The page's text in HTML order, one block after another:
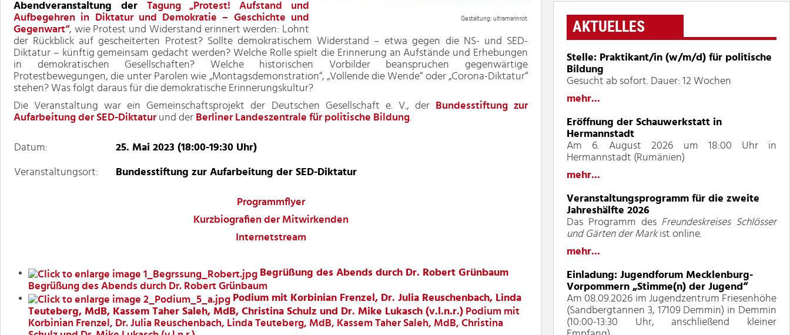
Gestaltung: ultramarinrot
Abendveranstaltung der Tagung „Protest! Aufstand und
Aufbegehren in Diktatur und Demokratie – Geschichte und
Gegenwart“, wie Protest und Widerstand erinnert werden: Lohnt
der Rückblick auf gescheiterten Protest? Sollte demokratischem Widerstand – etwa gegen die NS- und SED-
Diktatur – künftig gemeinsam gedacht werden? Welche Rolle spielt die Erinnerung an Aufstände und Erhebungen
in demokratischen Gesellschaften? Welche historischen Vorbilder beanspruchen gegenwärtige
Protestbewegungen, die unter Parolen wie „Montagsdemonstration“, „Vollende die Wende“ oder „Corona-Diktatur“
stehen? Was folgt daraus für die demokratische Erinnerungskultur?
Die Veranstaltung war ein Gemeinschaftsprojekt der Deutschen Gesellschaft e. V., der
Bundesstiftung zur
Aufarbeitung der SED-Diktaturund der Berliner Landeszentrale für politische Bildung.
Datum: 25. Mai 2023 (18:00-19:30 Uhr)
Veranstaltungsort: Bundesstiftung zur Aufarbeitung der SED-Diktatur
Programmflyer
Kurzbiografien der Mitwirkenden
Internetstream
Begrüßung des Abends durch Dr. Robert Grünbaum
Begrüßung des Abends durch Dr. Robert Grünbaum
Podium mit Korbinian Frenzel, Dr. Julia Reuschenbach, Linda
Teuteberg, MdB, Kassem Taher Saleh, MdB, Christina Schulz und Dr. Mike Lukasch (v.l.n.r.) Podium mit
Korbinian Frenzel, Dr. Julia Reuschenbach, Linda Teuteberg, MdB, Kassem Taher Saleh, MdB, Christina
AKTUELLES
Stelle: Praktikant/in (w/m/d) für politische
Bildung
Gesucht ab sofort. Dauer: 12 Wochen
mehr...
Eröffnung der Schauwerkstatt in
Hermannstadt
Am 6. August 2026 um 18:00 Uhr in
Hermannstadt (Rumänien)
mehr...
Veranstaltungsprogramm für die zweite
Jahreshälfte 2026
Das Programm des Freundeskreises Schlösser
und Gärten der Markist online.
mehr...
Einladung: Jugendforum Mecklenburg-
Vorpommern „Stimme(n) der Jugend“
Am 08.09.2026 im Jugendzentrum Friesenhöhe
(Sandbergtannen 3, 17109 Demmin) in Demmin
(10:00-13:30 Uhr, anschließend kleiner